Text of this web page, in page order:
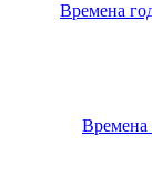
Времена
Времена